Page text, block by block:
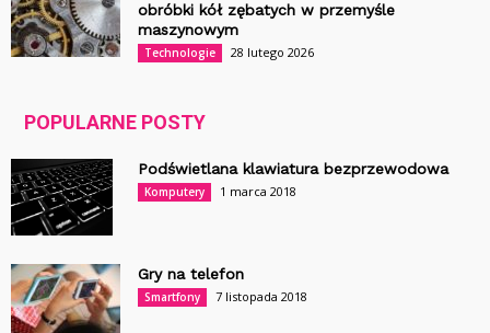
obróbki kół zębatych w przemyśle
maszynowym
Technologie 28 lutego 2026
POPULARNE POSTY
Podświetlana klawiatura bezprzewodowa
Komputery 1 marca 2018
Gry na telefon
Smartfony 7 listopada 2018